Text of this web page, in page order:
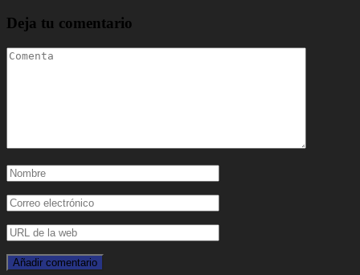
Deja tu comentario